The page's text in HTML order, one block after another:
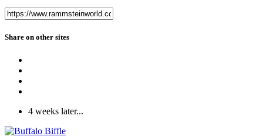
Share on other sites
4 weeks later...